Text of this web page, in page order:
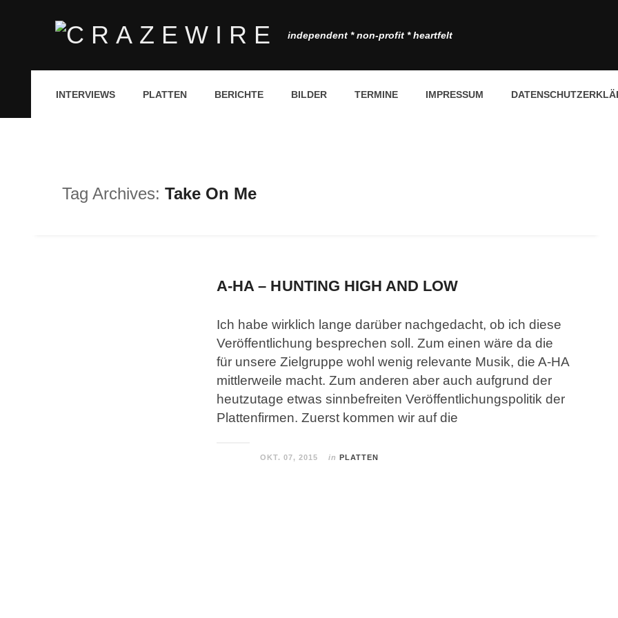
independent * non-profit * heartfelt
INTERVIEWS PLATTEN BERICHTE BILDER TERMINE IMPRESSUM
Tag Archives: Take On Me
A-HA – HUNTING HIGH AND LOW
Ich habe wirklich lange darüber nachgedacht, ob ich diese
Veröffentlichung besprechen soll. Zum einen wäre da die
für unsere Zielgruppe wohl wenig relevante Musik, die A-HA
mittlerweile macht. Zum anderen aber auch aufgrund der
heutzutage etwas sinnbefreiten Veröffentlichungspolitik der
Plattenfirmen. Zuerst kommen wir auf die
OKT. 07, 2015 in PLATTEN